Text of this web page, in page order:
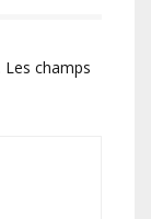
Les champs